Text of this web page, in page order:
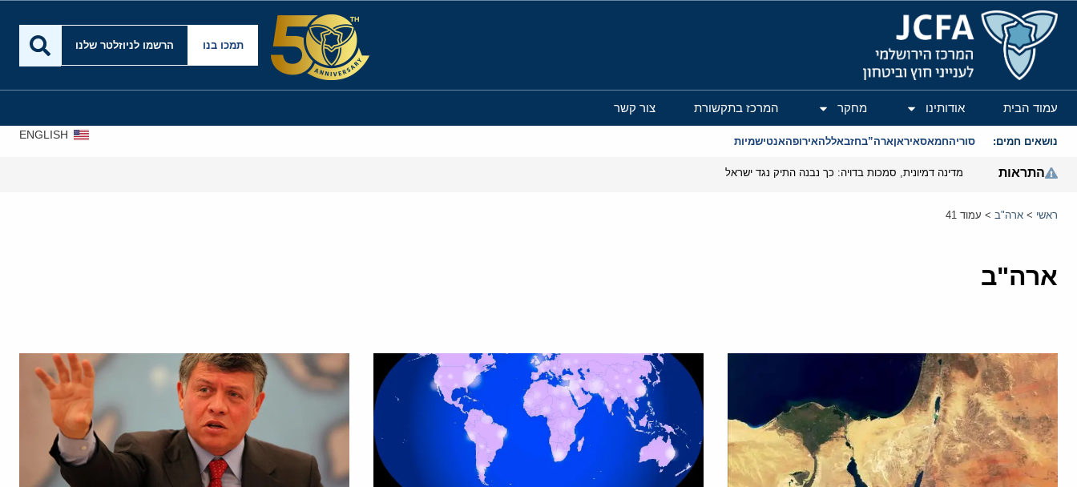
המרכז הירושלמי לענייני חוץ וביטחון
תמכו בנו הרשמו לניוזלטר שלנו
עמוד הבית אודותינו מחקר המרכז בתקשורת צור קשר
נושאים חמים: סוריהחמאסאיראןארה”בחזבאללהאירופהאנטישמיות
ENGLISH
התראות מדינה דמיונית, סמכות בדויה: כך נבנה התיק נגד ישראל
ראשי > ארה"ב > עמוד 41
ארה"ב